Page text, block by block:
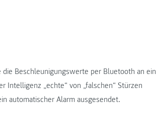
Beschleunigungswerte per Bluetooth an ein
Intelligenz „echte“ von „falschen“ Stürzen
automatischer Alarm ausgesendet.